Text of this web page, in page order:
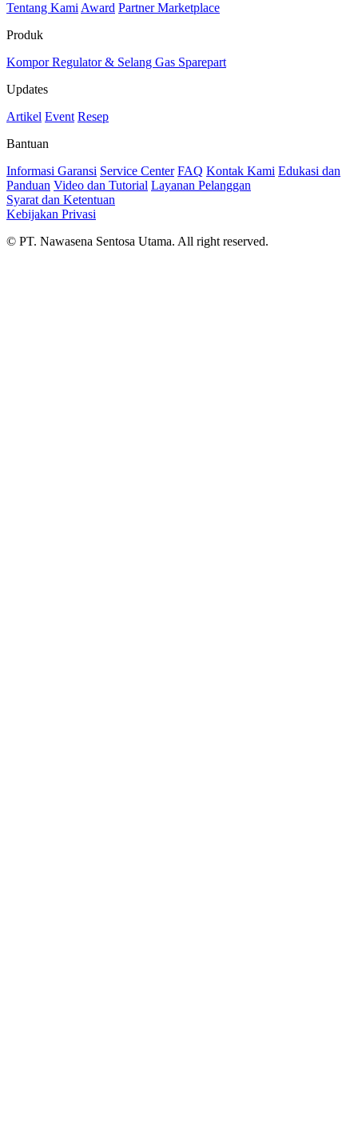
Tentang Kami Award Partner Marketplace
Produk
KomporRegulator & Selang Gas Sparepart
Updates
Artikel Event Resep
Bantuan
Informasi Garansi Service Center FAQ Kontak Kami Edukasi dan
Panduan Video dan Tutorial Layanan Pelanggan
Syarat dan Ketentuan
Kebijakan Privasi
© PT. Nawasena Sentosa Utama. All right reserved.